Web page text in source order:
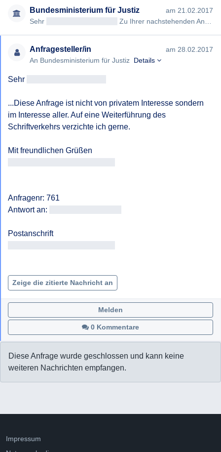
Bundesministerium für Justiz
am 21.02.2017
Sehr
Zu Ihrer nachstehenden Anfrage müssen wir Ihnen mitteilen, dass das Bundesministeriu…
Anfragesteller/in
am 28.02.2017
An Bundesministerium für Justiz Details
Sehr
...Diese Anfrage ist nicht von privatem Interesse sondern
im Interesse aller. Auf eine Weiterführung des
Schriftverkehrs verzichte ich gerne.
Anfragenr: 761
Antwort an:
Zeige die zitierte Nachricht an
0 Kommentare
Melden
Diese Anfrage wurde geschlossen und kann keine
weiteren Nachrichten empfangen.
Impressum